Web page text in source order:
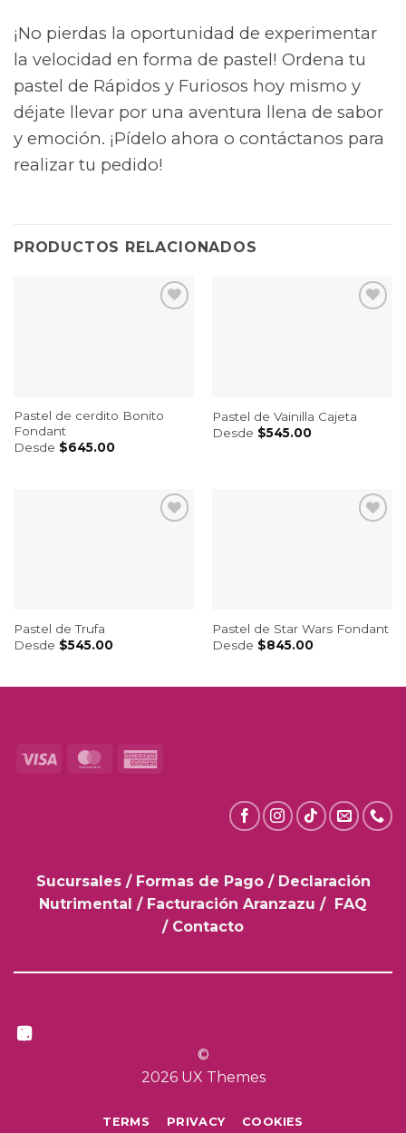
¡No pierdas la oportunidad de experimentar
la velocidad en forma de pastel! Ordena tu
pastel de Rápidos y Furiosos hoy mismo y
déjate llevar por una aventura llena de sabor
y emoción. ¡Pídelo ahora o contáctanos para
realizar tu pedido!
PRODUCTOS RELACIONADOS
Pastel de cerdito Bonito
Fondant
Desde $645.00
Pastel de Vainilla Cajeta
Desde $545.00
Pastel de Trufa
Desde $545.00
Pastel de Star Wars Fondant
Desde $845.00
Visa MasterCard
Sucursales / Formas de Pago/ Declaración
Nutrimental / Facturación Aranzazu /
FAQ
/ Contacto
©
2026 UX Themes
TERMS PRIVACY COOKIES